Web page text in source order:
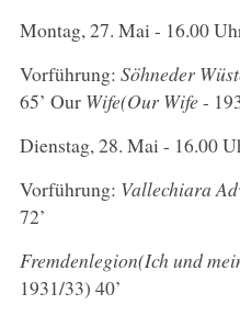
Montag, 27. Mai - 16.00
Vorführung: Söhneder
65’ Our Wife(Our Wife-
Dienstag, 28. Mai - 16.00
Vorführung: Vallechiara
72’
Fremdenlegion(Ich und
1931/33) 40’